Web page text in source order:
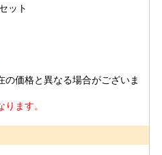
ット
価格と異なる場合がございま
ます。